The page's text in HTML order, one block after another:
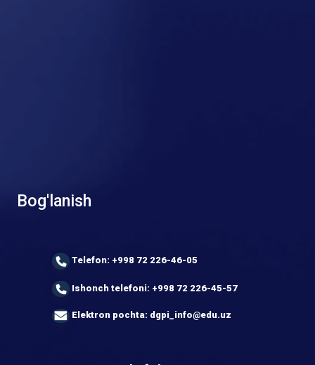
Bog'lanish
Telefon: +998 72 226-46-05
Ishonch telefoni: +998 72 226-45-57
Elektron pochta: dgpi_info@edu.uz